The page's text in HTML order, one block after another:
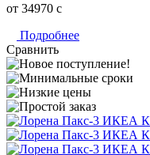
от 34970 c
Подробнее
Сравнить